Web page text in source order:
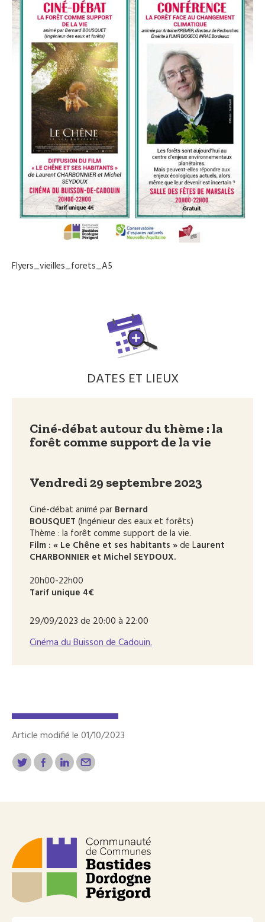
Flyers_vieilles_forets_A5
DATES ET LIEUX
Ciné-débat autour du thème : la
forêt comme support de la vie
Vendredi 29 septembre 2023
Ciné-débat animé par Bernard
BOUSQUET (Ingénieur des eaux et forêts)
Thème : la forêt comme support de la vie.
Film : « Le Chêne et ses habitants »de Laurent
CHARBONNIER et Michel SEYDOUX.
20h00-22h00
Tarif unique 4€
29/09/2023 de 20:00 à 22:00
Cinéma du Buisson de Cadouin.
Article modifié le 01/10/2023